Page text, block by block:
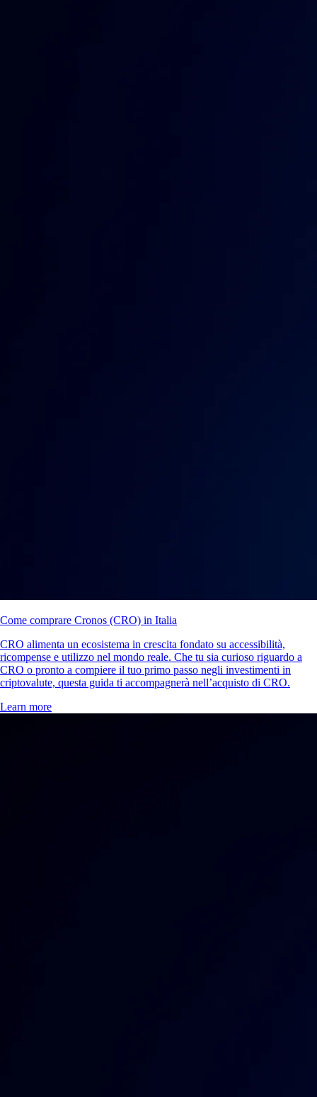
Come comprare Cronos (CRO) in Italia
CRO alimenta un ecosistema in crescita fondato su accessibilità,
ricompense e utilizzo nel mondo reale. Che tu sia curioso riguardo a
CRO o pronto a compiere il tuo primo passo negli investimenti in
criptovalute, questa guida ti accompagnerà nell’acquisto di CRO.
Learn more